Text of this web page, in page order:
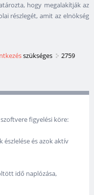
hogy megalakítják az
részlegét, amit az elnökség
szükséges
2759
figyelési köre:
észlelése és azok aktív
idő naplózása,